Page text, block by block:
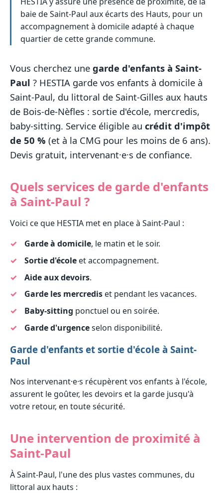
baie de Saint-Paul aux écarts des Hauts, pour un
accompagnement à domicile adapté à chaque
quartier de cette grande commune.
Vous cherchez une garde d'enfants à Saint-
Paul ? HESTIA garde vos enfants à domicile à
Saint-Paul, du littoral de Saint-Gilles aux hauts
de Bois-de-Nèfles : sortie d'école, mercredis,
baby-sitting. Service éligible au crédit d'impôt
de 50 % (et à la CMG pour les moins de 6 ans).
Devis gratuit, intervenant·e·s de confiance.
Quels services de garde d'enfants
à Saint-Paul ?
Voici ce que HESTIA met en place à Saint-Paul :
Garde à domicile, le matin et le soir.
Sortie d'écoleet accompagnement.
Aide aux devoirs.
Garde les mercrediset pendant les vacances.
Baby-sitting ponctuel ou en soirée.
Garde d'urgenceselon disponibilité.
Garde d'enfants et sortie d'école à Saint-
Paul
Nos intervenant·e·s récupèrent vos enfants à l'école,
assurent le goûter, les devoirs et la garde jusqu'à
votre retour, en toute sécurité.
Une intervention de proximité à
Saint-Paul
À Saint-Paul, l'une des plus vastes communes, du
littoral aux hauts :